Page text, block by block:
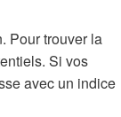
Pour trouver la
Si vos
avec un indice